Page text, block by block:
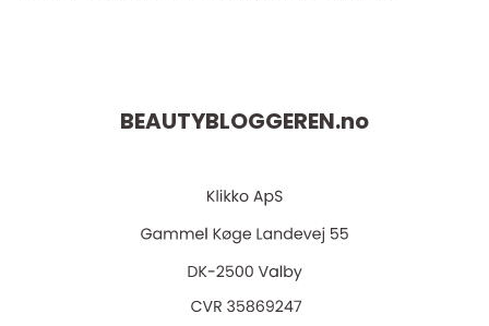
BEAUTYBLOGGEREN.no